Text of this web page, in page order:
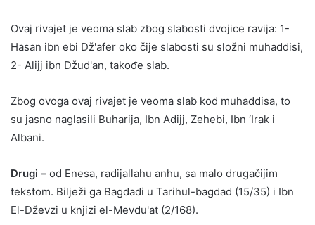
Ovaj rivajet je veoma slab zbog slabosti dvojice ravija: 1-
Hasan ibn ebi Dž'afer oko čije slabosti su složni muhaddisi,
2- Alijj ibn Džud'an, takođe slab.
Zbog ovoga ovaj rivajet je veoma slab kod muhaddisa, to
su jasno naglasili Buharija, Ibn Adijj, Zehebi, Ibn ‘Irak i
Albani.
Drugi – od Enesa, radijallahu anhu, sa malo drugačijim
tekstom. Bilježi ga Bagdadi u Tarihul-bagdad (15/35) i Ibn
El-Dževzi u knjizi el-Mevdu'at (2/168).